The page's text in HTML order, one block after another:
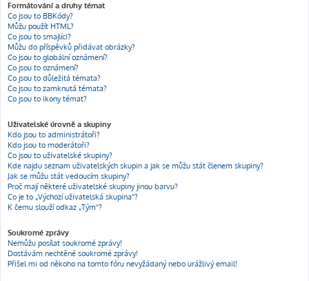
Formátování a druhy témat
Co jsou to BBKódy?
Můžu použít HTML?
Co jsou to smajlíci?
Můžu do příspěvků přidávat obrázky?
Co jsou to globální oznámení?
Co jsou to oznámení?
Co jsou to důležitá témata?
Co jsou to zamknutá témata?
Co jsou to ikony témat?
Uživatelské úrovně a skupiny
Kdo jsou to administrátoři?
Kdo jsou to moderátoři?
Co jsou to uživatelské skupiny?
Kde najdu seznam uživatelských skupin a jak se můžu stát členem skupiny?
Jak se můžu stát vedoucím skupiny?
Proč mají některé uživatelské skupiny jinou barvu?
Co je to „Výchozí uživatelská skupina“?
K čemu slouží odkaz „Tým“?
Soukromé zprávy
Nemůžu posílat soukromé zprávy!
Dostávám nechtěné soukromé zprávy!
Přišel mi od někoho na tomto fóru nevyžádaný nebo urážlivý email!